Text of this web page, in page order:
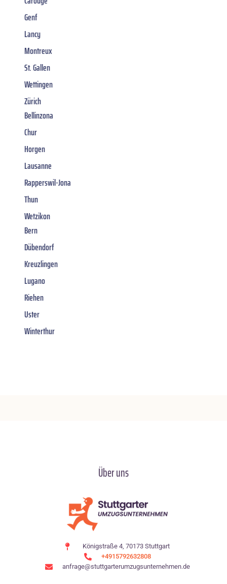
Genf
Lancy
Montreux
St. Gallen
Wettingen
Zürich
Bellinzona
Chur
Horgen
Lausanne
Rapperswil-Jona
Thun
Wetzikon
Bern
Dübendorf
Kreuzlingen
Lugano
Riehen
Uster
Winterthur
Über uns
Königstraße 4, 70173 Stuttgart
+4915792632808
anfrage@stuttgarterumzugsunternehmen.de